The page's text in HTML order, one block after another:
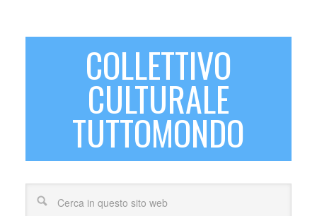
COLLETTIVO
CULTURALE
TUTTOMONDO